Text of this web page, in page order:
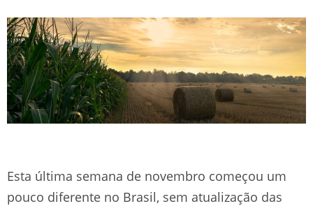
Esta última semana de novembro começou um
pouco diferente no Brasil, sem atualização das